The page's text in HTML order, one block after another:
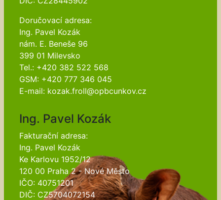
Doručovací adresa:
Ing. Pavel Kozák
nám. E. Beneše 96
399 01 Milevsko
Tel.: +420 382 522 568
GSM: +420 777 346 045
E-mail: kozak.froll@opbcunkov.cz
Ing. Pavel Kozák
Fakturační adresa:
Ing. Pavel Kozák
Ke Karlovu 1952/12
120 00 Praha 2 - Nové Město
IČO: 40751201
DIČ: CZ5704072154